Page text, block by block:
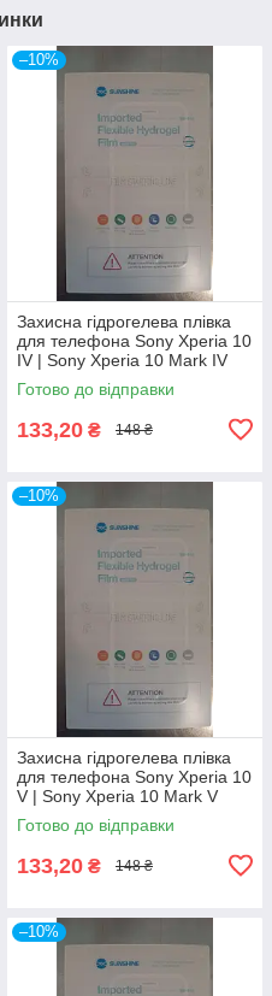
–10%
Захисна гідрогелева плівка
для телефона Sony Xperia 10
IV | Sony Xperia 10 Mark IV
Готово до відправки
133,20 ₴ 148 ₴
–10%
Захисна гідрогелева плівка
для телефона Sony Xperia 10
V | Sony Xperia 10 Mark V
Готово до відправки
133,20 ₴ 148 ₴
–10%